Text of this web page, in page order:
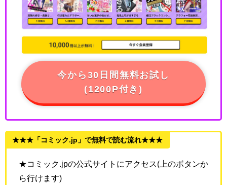
今から30日間無料お試し
(1200P付き)
★★★「コミック.jp」で無料で読む流れ★★★
★コミック.jpの公式サイトにアクセス(上のボタンか
ら行けます)